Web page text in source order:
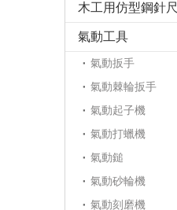
木工用仿型鋼針尺
氣動工具
氣動扳手
氣動棘輪扳手
氣動起子機
氣動打蠟機
氣動鎚
氣動砂輪機
氣動刻磨機